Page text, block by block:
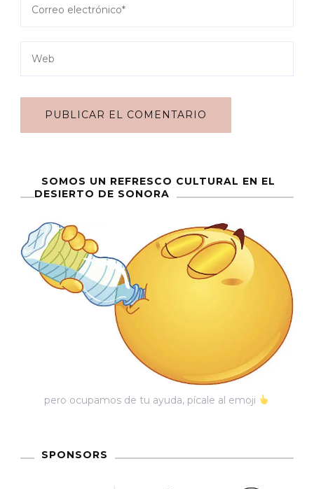
SOMOS UN REFRESCO CULTURAL EN EL
DESIERTO DE SONORA
pero ocupamos de tu ayuda, pícale al emoji
SPONSORS